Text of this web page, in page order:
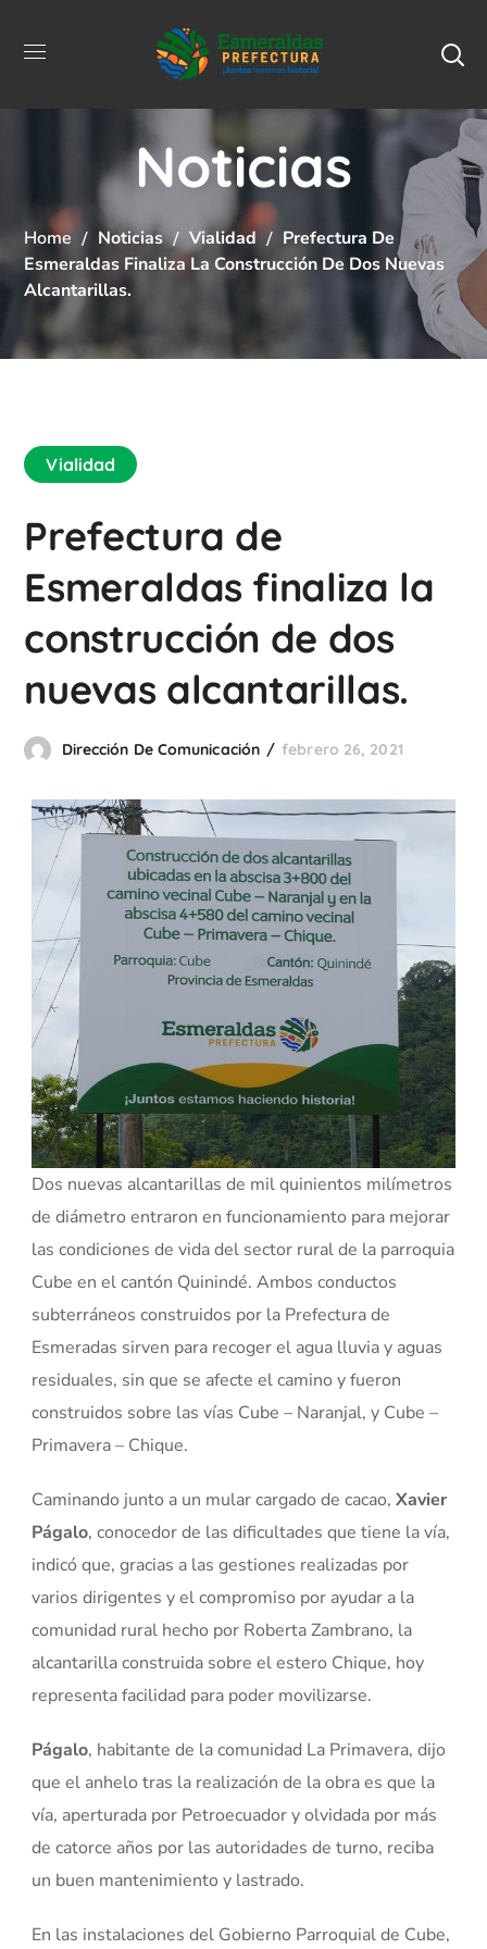
Noticias
Home Noticias Vialidad
Prefectura De
Esmeraldas Finaliza La Construcción De Dos Nuevas
Alcantarillas.
Vialidad
Prefectura de
Esmeraldas finaliza la
construcción de dos
nuevas alcantarillas.
Dirección De Comunicación febrero 26, 2021
Dos nuevas alcantarillas de mil quinientos milímetros
de diámetro entraron en funcionamiento para mejorar
las condiciones de vida del sector rural de la parroquia
Cube en el cantón Quinindé. Ambos conductos
subterráneos construidos por la Prefectura de
Esmeradas sirven para recoger el agua lluvia y aguas
residuales, sin que se afecte el camino y fueron
construidos sobre las vías Cube – Naranjal, y Cube –
Primavera – Chique.
Caminando junto a un mular cargado de cacao,Xavier
Págalo, conocedor de las dificultades que tiene la vía,
indicó que, gracias a las gestiones realizadas por
varios dirigentes y el compromiso por ayudar a la
comunidad rural hecho por Roberta Zambrano, la
alcantarilla construida sobre el estero Chique, hoy
representa facilidad para poder movilizarse.
Págalo, habitante de la comunidad La Primavera, dijo
que el anhelo tras la realización de la obra es que la
vía, aperturada por Petroecuador y olvidada por más
de catorce años por las autoridades de turno, reciba
un buen mantenimiento y lastrado.
En las instalaciones del Gobierno Parroquial de Cube,